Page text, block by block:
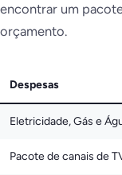
encontrar um
orçamento.
Despesas
Eletricidade, Gás e
Pacote de canais de